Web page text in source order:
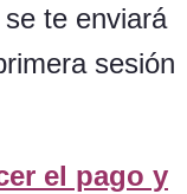
te enviará
sesión
el pago y